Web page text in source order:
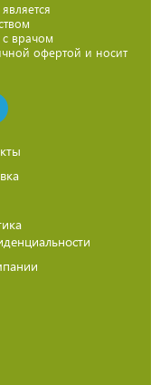
врачом
офертой и носит